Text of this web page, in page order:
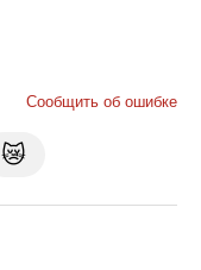
Сообщить об ошибке
😿